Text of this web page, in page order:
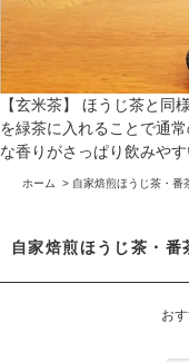
【玄米茶】 ほうじ茶と同
を緑茶に入れることで通
な香りがさっぱり飲みやす
ホーム > 自家焙煎ほうじ茶・番
自家焙煎ほうじ茶・番
お